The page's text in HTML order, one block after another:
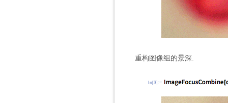
重构图像组的景深.
In[3]:=